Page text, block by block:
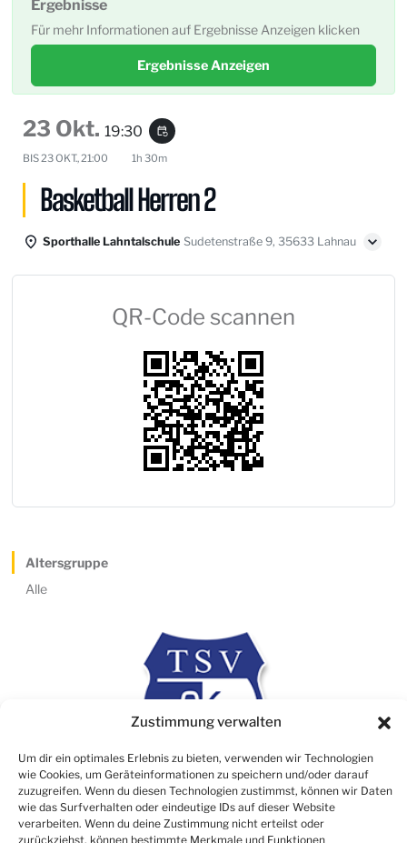
Zustimmung verwalten
Um dir ein optimales Erlebnis zu bieten, verwenden wir Technologien
wie Cookies, um Geräteinformationen zu speichern und/oder darauf
zuzugreifen. Wenn du diesen Technologien zustimmst, können wir Daten
wie das Surfverhalten oder eindeutige IDs auf dieser Website
verarbeiten. Wenn du deine Zustimmung nicht erteilst oder
zurückziehst, können bestimmte Merkmale und Funktionen
Ergebnisse
Für mehr Informationen auf Ergebnisse Anzeigen klicken
Ergebnisse Anzeigen
23 Okt. 19:30 event_repeat
BIS23 OKT., 21:00 1h 30m
Basketball Herren 2
Sporthalle Lahntalschule Sudetenstraße 9, 35633 Lahnau
QR-Code scannen
Altersgruppe
Alle
Rechtliches